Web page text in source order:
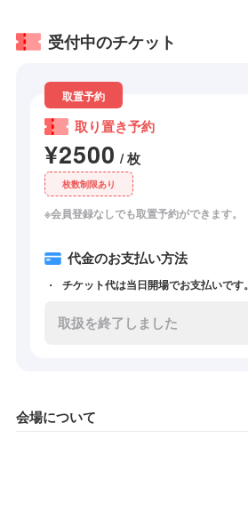
受付中のチケット
取置予約
取り置き予約
¥2500 / 枚
枚数制限あり
※会員登録なしでも取置予約ができます。
代金のお支払い方法
チケット代は当日開場でお支払いです。
取扱を終了しました
会場について